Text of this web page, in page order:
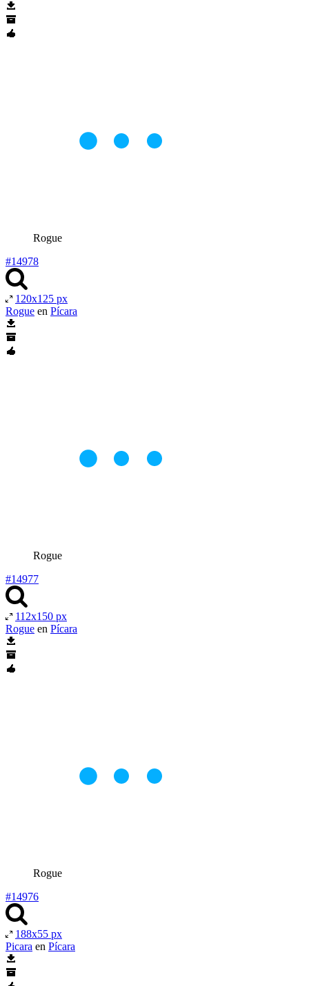
Rogue
#14978
120x125 px
Rogue en Pícara
Rogue
#14977
112x150 px
Rogue en Pícara
Rogue
#14976
188x55 px
Picara en Pícara